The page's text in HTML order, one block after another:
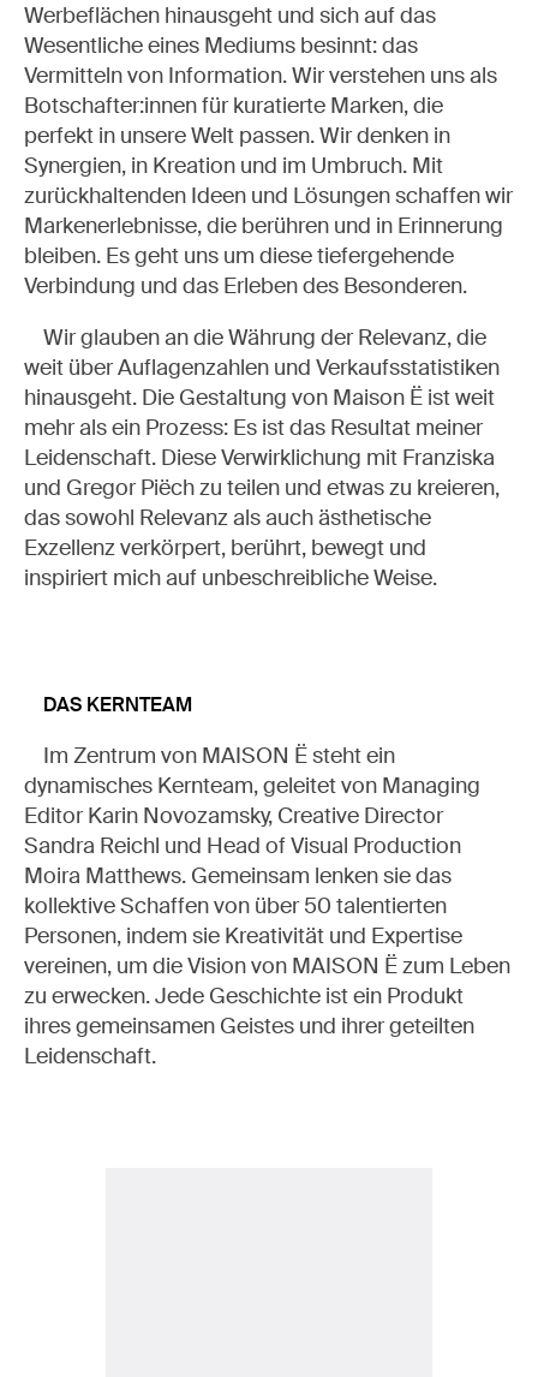
Werbeflächen hinausgeht und sich auf das
Wesentliche eines Mediums besinnt: das
Vermitteln von Information. Wir verstehen uns als
Botschafter:innen für kuratierte Marken, die
perfekt in unsere Welt passen. Wir denken in
Synergien, in Kreation und im Umbruch. Mit
zurückhaltenden Ideen und Lösungen schaffen wir
Markenerlebnisse, die berühren und in Erinnerung
bleiben. Es geht uns um diese tiefergehende
Verbindung und das Erleben des Besonderen.
Wir glauben an die Währung der Relevanz, die
weit über Auflagenzahlen und Verkaufsstatistiken
hinausgeht. Die Gestaltung von Maison Ë ist weit
mehr als ein Prozess: Es ist das Resultat meiner
Leidenschaft. Diese Verwirklichung mit Franziska
und Gregor Piëch zu teilen und etwas zu kreieren,
das sowohl Relevanz als auch ästhetische
Exzellenz verkörpert, berührt, bewegt und
inspiriert mich auf unbeschreibliche Weise.
DAS KERNTEAM
Im Zentrum von MAISON Ë steht ein
dynamisches Kernteam, geleitet von Managing
Editor Karin Novozamsky, Creative Director
Sandra Reichl und Head of Visual Production
Moira Matthews. Gemeinsam lenken sie das
kollektive Schaffen von über 50 talentierten
Personen, indem sie Kreativität und Expertise
vereinen, um die Vision von MAISON Ë zum Leben
zu erwecken. Jede Geschichte ist ein Produkt
ihres gemeinsamen Geistes und ihrer geteilten
Leidenschaft.
MEINE LISTE